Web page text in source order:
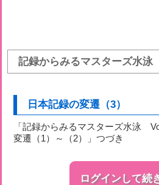
記録からみるマスターズ水
日本記録の変遷（3）
「記録からみるマスターズ水泳
変遷（1）～（2）」つづき
ログインして続